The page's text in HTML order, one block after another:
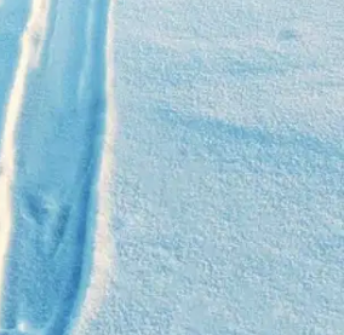
kirja, johon eläimet ovat kirjoittaneet
varovaisimmatkin eläimet jättävät
luontoharrastajan juhlaa - lumijälkien
sellaisiakin eläimiä, joiden liikkeistä ei
opas on helposti pakattavissa
siinä on jälkien tunnistamista varten
piirroskuvat. Talviset luontoretket saavat
kun paikan päällä pystyy helposti
hangen pintaa ovat kirjoneet. Biologi ja
Suomen luonnossa esiintyvien
seurattavaksi.